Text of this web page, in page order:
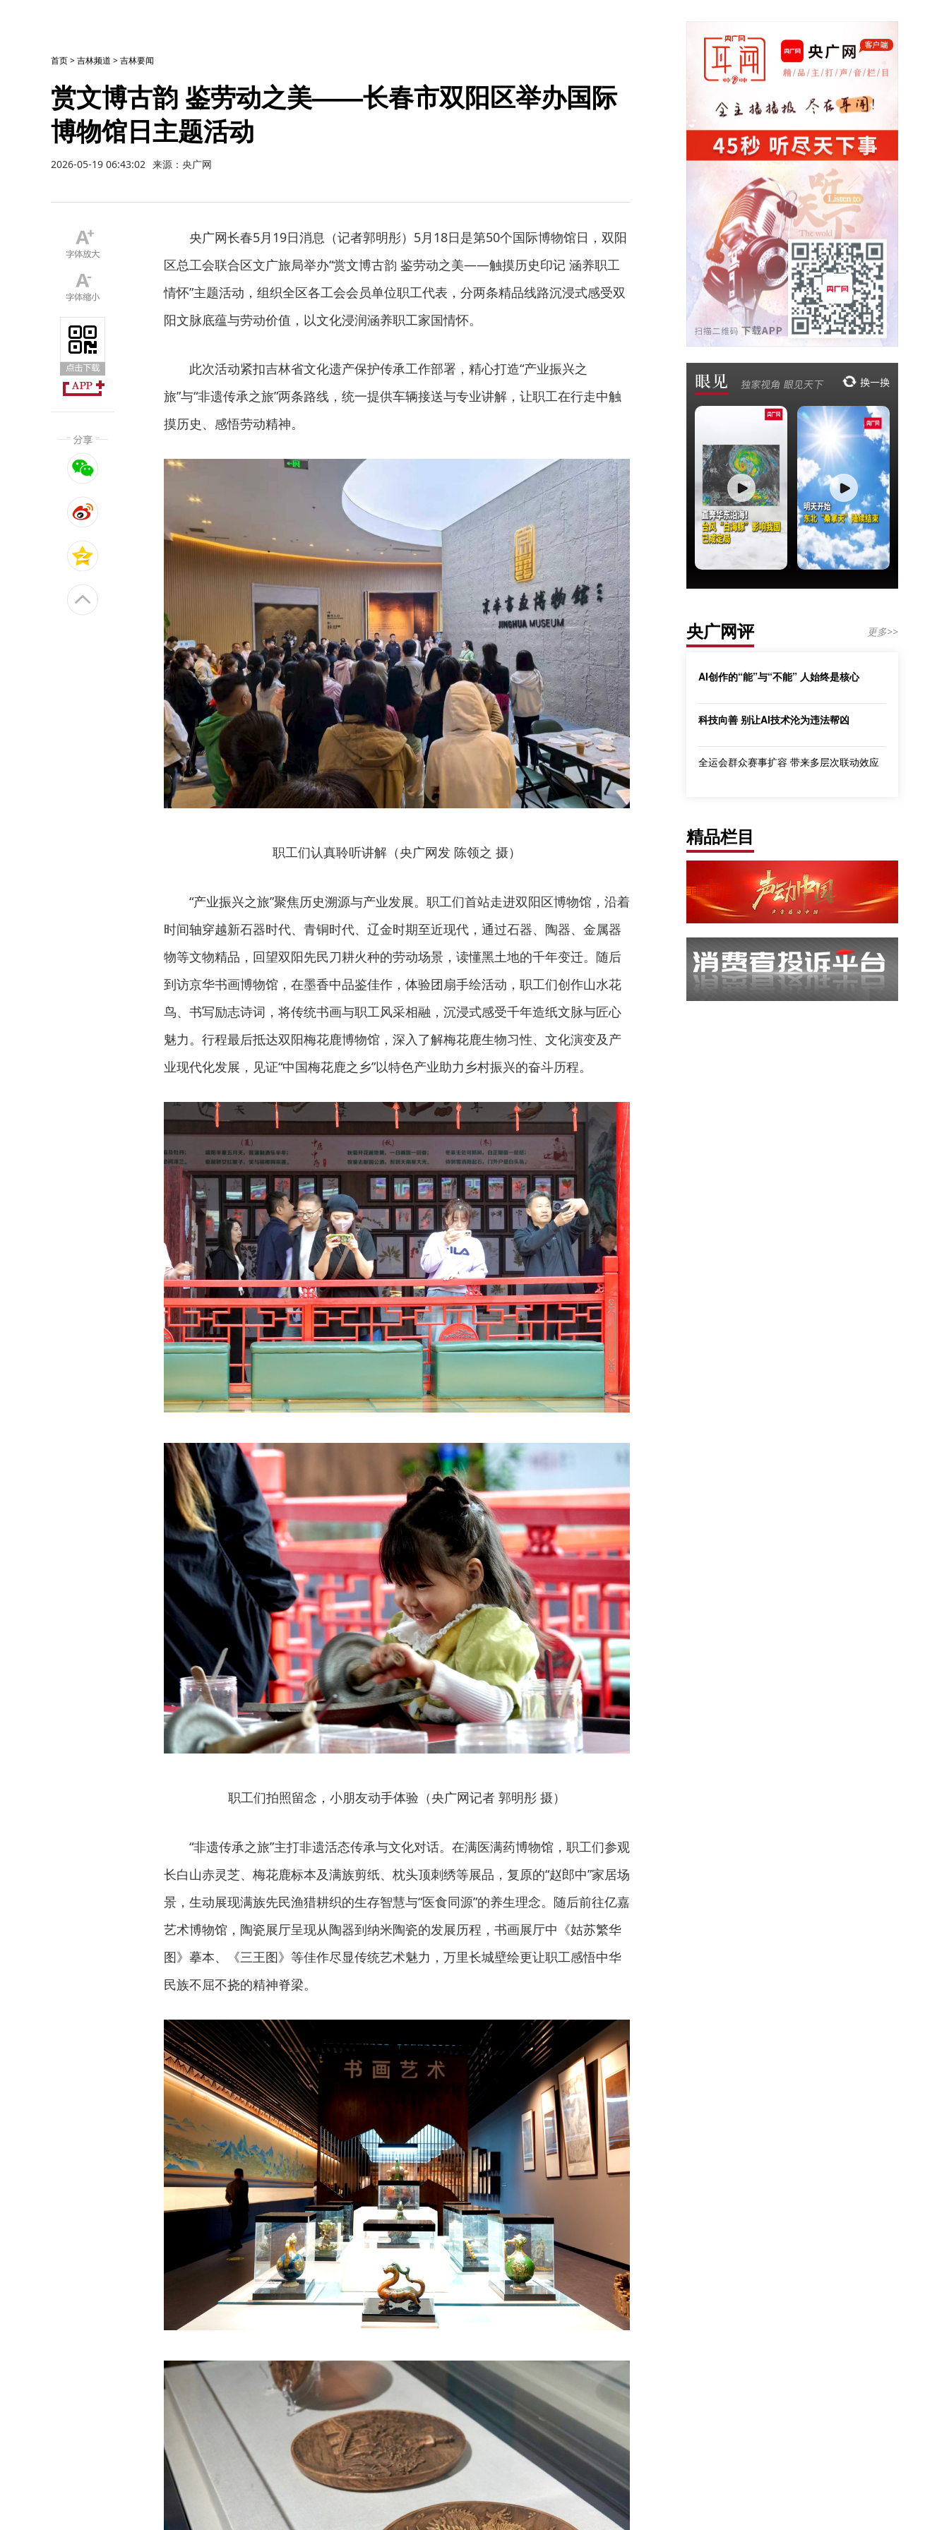
首页>吉林频道 >吉林要闻
赏文博古韵 鉴劳动之美——长春市双阳区举办国际
博物馆日主题活动
2026-05-19 06:43:02 来源：央广网
央广网长春5月19日消息（记者郭明彤）5月18日是第50个国际博物馆日，双阳
区总工会联合区文广旅局举办“赏文博古韵 鉴劳动之美——触摸历史印记 涵养职工
情怀”主题活动，组织全区各工会会员单位职工代表，分两条精品线路沉浸式感受双
阳文脉底蕴与劳动价值，以文化浸润涵养职工家国情怀。
此次活动紧扣吉林省文化遗产保护传承工作部署，精心打造“产业振兴之
旅”与“非遗传承之旅”两条路线，统一提供车辆接送与专业讲解，让职工在行走中触
摸历史、感悟劳动精神。
职工们认真聆听讲解（央广网发 陈领之 摄）
“产业振兴之旅”聚焦历史溯源与产业发展。职工们首站走进双阳区博物馆，沿着
时间轴穿越新石器时代、青铜时代、辽金时期至近现代，通过石器、陶器、金属器
物等文物精品，回望双阳先民刀耕火种的劳动场景，读懂黑土地的千年变迁。随后
到访京华书画博物馆，在墨香中品鉴佳作，体验团扇手绘活动，职工们创作山水花
鸟、书写励志诗词，将传统书画与职工风采相融，沉浸式感受千年造纸文脉与匠心
魅力。行程最后抵达双阳梅花鹿博物馆，深入了解梅花鹿生物习性、文化演变及产
业现代化发展，见证“中国梅花鹿之乡”以特色产业助力乡村振兴的奋斗历程。
职工们拍照留念，小朋友动手体验（央广网记者 郭明彤 摄）
“非遗传承之旅”主打非遗活态传承与文化对话。在满医满药博物馆，职工们参观
长白山赤灵芝、梅花鹿标本及满族剪纸、枕头顶刺绣等展品，复原的“赵郎中”家居场
景，生动展现满族先民渔猎耕织的生存智慧与“医食同源”的养生理念。随后前往亿嘉
艺术博物馆，陶瓷展厅呈现从陶器到纳米陶瓷的发展历程，书画展厅中《姑苏繁华
图》摹本、《三王图》等佳作尽显传统艺术魅力，万里长城壁绘更让职工感悟中华
民族不屈不挠的精神脊梁。
央广网评 更多>>
AI创作的“能”与“不能” 人始终是核心
科技向善 别让AI技术沦为违法帮凶
全运会群众赛事扩容 带来多层次联动效应
精品栏目